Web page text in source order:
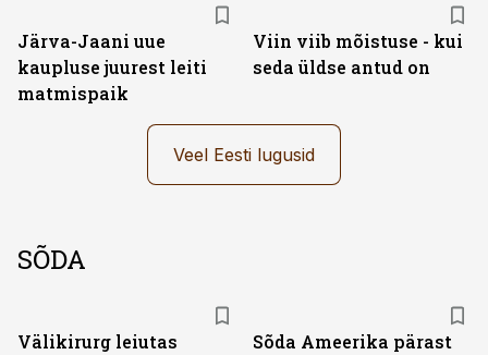
Järva-Jaani uue
kaupluse juurest leiti
matmispaik
Viin viib mõistuse - kui
seda üldse antud on
Veel Eesti lugusid
SÕDA
Välikirurg leiutas
Sõda Ameerika pärast